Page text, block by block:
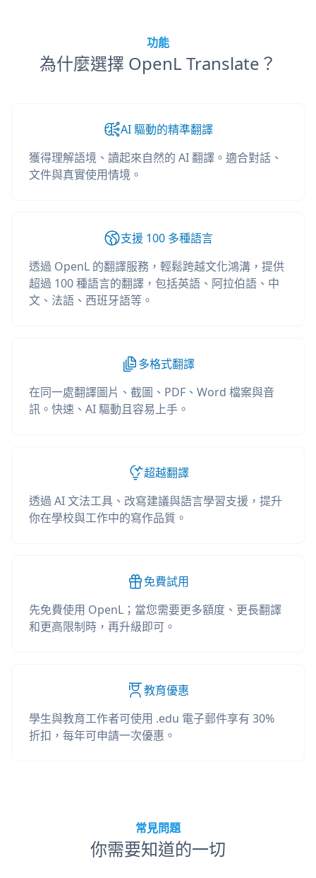
功能
為什麼選擇 OpenL Translate？
AI 驅動的精準翻譯
獲得理解語境、讀起來自然的 AI 翻譯。適合對話、
文件與真實使用情境。
支援 100 多種語言
透過 OpenL 的翻譯服務，輕鬆跨越文化鴻溝，提供
超過 100 種語言的翻譯，包括英語、阿拉伯語、中
文、法語、西班牙語等。
多格式翻譯
在同一處翻譯圖片、截圖、PDF、Word 檔案與音
訊。快速、AI 驅動且容易上手。
超越翻譯
透過 AI 文法工具、改寫建議與語言學習支援，提升
你在學校與工作中的寫作品質。
免費試用
先免費使用 OpenL；當您需要更多額度、更長翻譯
和更高限制時，再升級即可。
教育優惠
學生與教育工作者可使用 .edu 電子郵件享有 30%
折扣，每年可申請一次優惠。
常見問題
你需要知道的一切